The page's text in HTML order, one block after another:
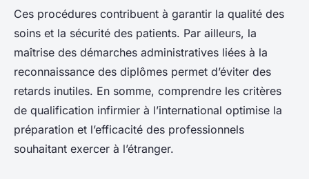
Ces procédures contribuent à garantir la qualité des
soins et la sécurité des patients. Par ailleurs, la
maîtrise des démarches administratives liées à la
reconnaissance des diplômes permet d’éviter des
retards inutiles. En somme, comprendre les critères
de qualification infirmier à l’international optimise la
préparation et l’efficacité des professionnels
souhaitant exercer à l’étranger.